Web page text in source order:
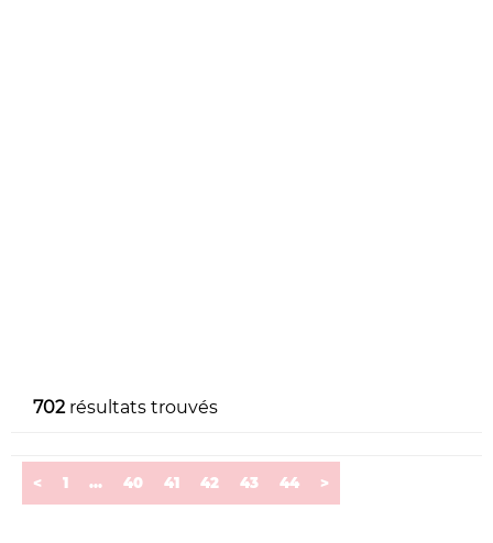
702 résultats trouvés
< 1 ... 40 41 42 43 44 >